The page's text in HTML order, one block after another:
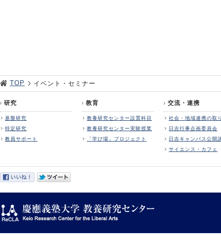
TOP イベント・セミナー
研究
基盤研究
特定研究
教員サポート
教育
教養研究センター設置科目
教養研究センター実験授業
「学び場」プロジェクト
交流・連携
社会・地域連携の取
日吉行事企画委員会
日吉キャンパス公開
サイエンス・カフェ